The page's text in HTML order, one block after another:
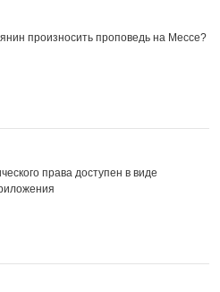
произносить проповедь на Мессе?
права доступен в виде